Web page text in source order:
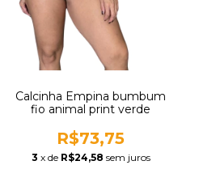
Calcinha Empina bumbum
fio animal print verde
R$73,75
3 x de R$24,58 sem juros